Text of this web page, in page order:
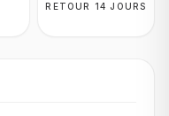
RETOUR 14 JOURS